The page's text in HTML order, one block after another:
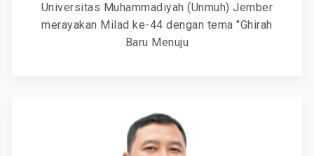
Universitas Muhammadiyah (Unmuh) Jember
merayakan Milad ke-44 dengan tema "Ghirah
Baru Menuju